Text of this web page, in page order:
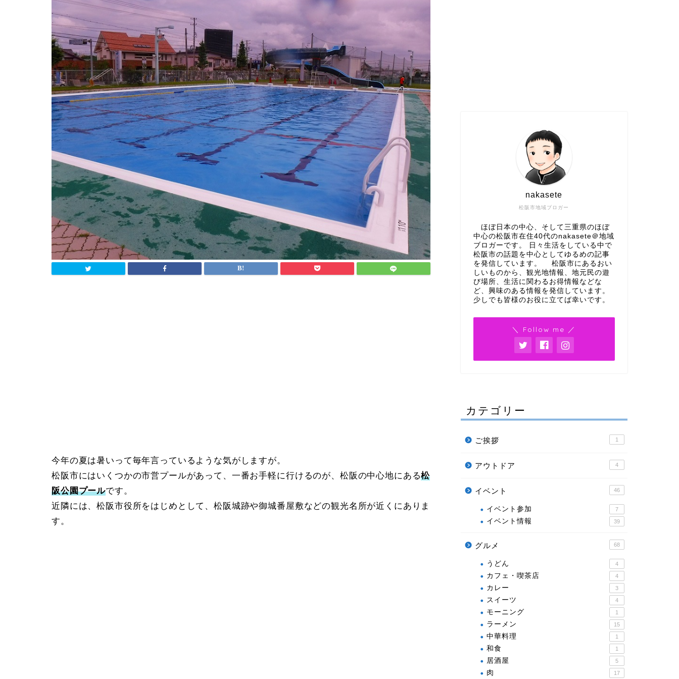
今年の夏は暑いって毎年言っているような気がしますが。
松阪市にはいくつかの市営プールがあって、一番お手軽に行けるのが、松阪の中心地にある松
阪公園プールです。
近隣には、松阪市役所をはじめとして、松阪城跡や御城番屋敷などの観光名所が近くにありま
す。
松阪市地域ブロガー
nakasete
ほぼ日本の中心、そして三重県のほぼ
中心の松阪市在住40代のnakasete＠地域
ブロガーです。 日々生活をしている中で
松阪市の話題を中心としてゆるめの記事
を発信しています。 松阪市にあるおい
しいものから、観光地情報、地元民の遊
び場所、生活に関わるお得情報などな
ど、興味のある情報を発信しています。
少しでも皆様のお役に立てば幸いです。
＼ Follow me ／
カテゴリー
ご挨拶 1
アウトドア 4
イベント 46
イベント参加 7
イベント情報 39
グルメ 68
うどん 4
カフェ・喫茶店 4
カレー 3
スイーツ 4
モーニング 1
ラーメン 15
中華料理 1
和食 1
居酒屋 5
肉 17